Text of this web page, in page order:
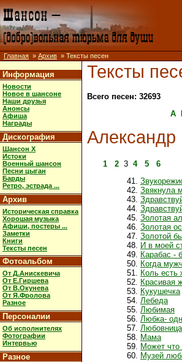
Главная » Архив » Тексты песен
Информация
Новости
Новое в шансоне
Наши друзья
Анонсы
Афиша
Награды
Дискография
Шансон X
Истоки
Военный шансон
Песни цыган
Барды
Ретро, эстрада ...
Архив
Историческая справка
Хорошая музыка
Афиши, постеры ...
Заметки
Книги
Тексты песен
Фотоальбом
От Д.Анискевича
От Е.Гиршева
От В.Окунева
От Я.Фролова
Разное
Персоналии
Об исполнителях
Фотографии
Интервью
Разное
Тексты
Всего песен: 32693
А
Александр
1 2 3 4 5
6
Звякнула
Золотая
Золотая
Золотой
И в моей
Карабас -
Когда
Коль есть
Красивая
Кукушечка
Лебеда
Любимая
Любка-
Любовница
Мама
Может
Музей